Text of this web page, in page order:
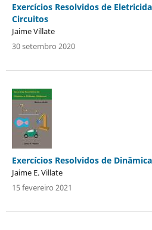
Exercícios Resolvidos de
Circuitos
Jaime Villate
30 setembro 2020
Exercícios Resolvidos de
Jaime E. Villate
15 fevereiro 2021